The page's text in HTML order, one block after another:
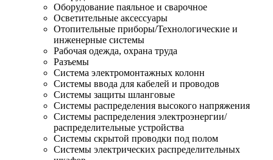
Оборудование паяльное и сварочное
Осветительные аксессуары
Отопительные приборы/Технологические и
инженерные системы
Рабочая одежда, охрана труда
Разъемы
Система электромонтажных колонн
Системы ввода для кабелей и проводов
Системы защиты шланговые
Системы распределения высокого напряжения
Системы распределения электроэнергии/
распределительные устройства
Системы скрытой проводки под полом
Системы электрических распределительных